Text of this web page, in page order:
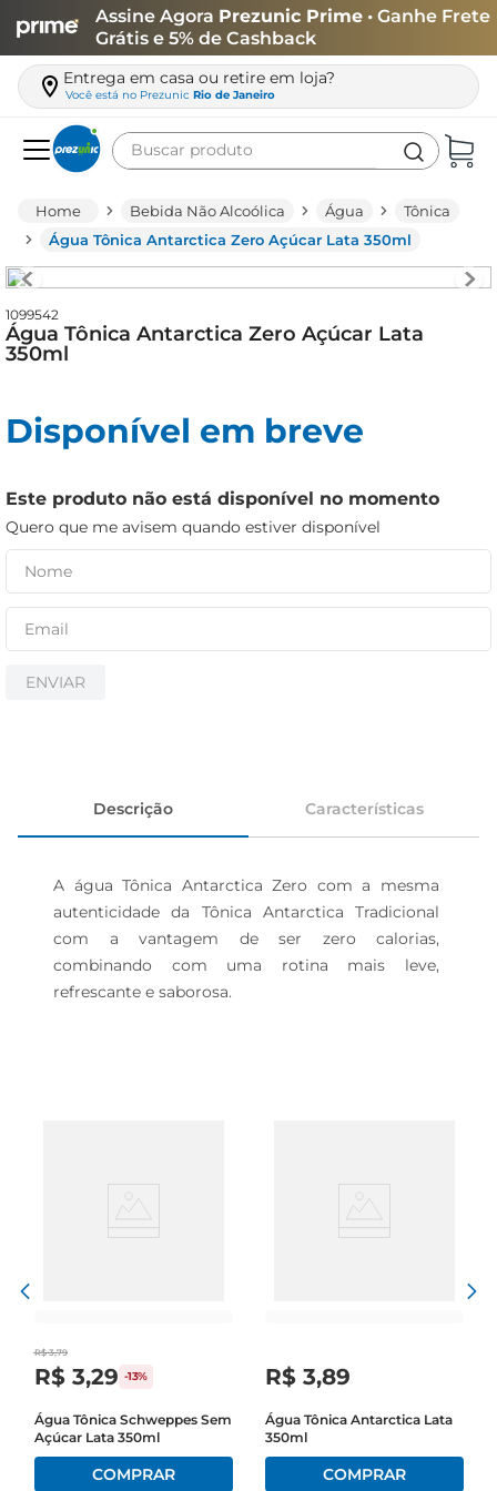
Assine Agora Prezunic Prime • Ganhe Frete
Grátis e 5% de Cashback
Entrega em casa ou retire em loja?
Você está no Prezunic Rio de Janeiro
Buscar produto
Bebida Não Alcoólica Água
Tônica
Água Tônica Antarctica Zero Açúcar Lata 350ml
1099542
Água Tônica Antarctica Zero Açúcar Lata
350ml
Disponível em breve
Este produto não está disponível no momento
Quero que me avisem quando estiver disponível
ENVIAR
Descrição Características
A água Tônica Antarctica Zero com a mesma
autenticidade da Tônica Antarctica Tradicional
com a vantagem de ser zero calorias,
combinando com uma rotina mais leve,
refrescante e saborosa.
R$ 3,79
R$ 3,29 -13%
Água Tônica Schweppes Sem
Açúcar Lata 350ml
R$ 3,89
Água Tônica Antarctica Lata
350ml
leite
queijo
biscoito
iogurte
papel higiênico
cerveja